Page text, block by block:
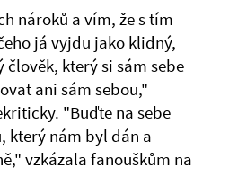
nároků a vím, že s tím
já vyjdu jako klidný,
který si sám sebe
ani sám sebou,"
"Buďte na sebe
který nám byl dán a
vzkázala fanouškům na